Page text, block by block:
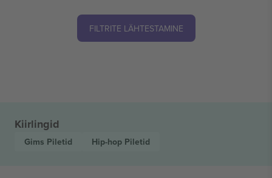
FILTRITE LÄHTESTAMINE
Kiirlingid
Gims Piletid Hip-hop Piletid